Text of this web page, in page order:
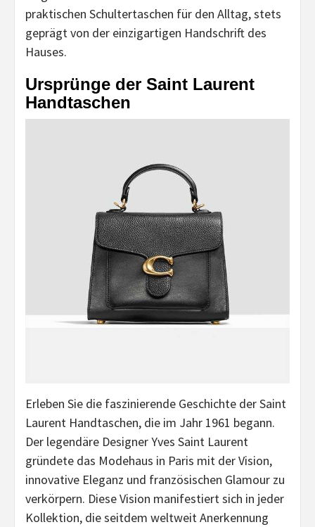
praktischen Schultertaschen für den Alltag, stets
geprägt von der einzigartigen Handschrift des
Hauses.
Ursprünge der Saint Laurent
Handtaschen
Erleben Sie die faszinierende Geschichte der Saint
Laurent Handtaschen, die im Jahr 1961 begann.
Der legendäre Designer Yves Saint Laurent
gründete das Modehaus in Paris mit der Vision,
innovative Eleganz und französischen Glamour zu
verkörpern. Diese Vision manifestiert sich in jeder
Kollektion, die seitdem weltweit Anerkennung